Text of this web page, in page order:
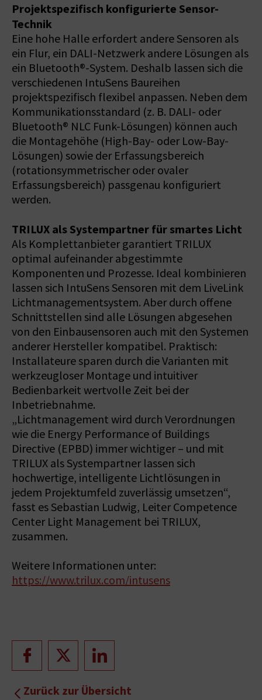
Projektspezifisch konfigurierte Sensor-
Technik
Eine hohe Halle erfordert andere Sensoren als
ein Flur, ein DALI-Netzwerk andere Lösungen als
ein Bluetooth®-System. Deshalb lassen sich die
verschiedenen IntuSens Baureihen
projektspezifisch flexibel anpassen. Neben dem
Kommunikationsstandard (z. B. DALI- oder
Bluetooth® NLC Funk-Lösungen) können auch
die Montagehöhe (High-Bay- oder Low-Bay-
Lösungen) sowie der Erfassungsbereich
(rotationsymmetrischer oder ovaler
Erfassungsbereich) passgenau konfiguriert
werden.
TRILUX als Systempartner für smartes Licht
Als Komplettanbieter garantiert TRILUX
optimal aufeinander abgestimmte
Komponenten und Prozesse. Ideal kombinieren
lassen sich IntuSens Sensoren mit dem LiveLink
Lichtmanagementsystem. Aber durch offene
Schnittstellen sind alle Lösungen abgesehen
von den Einbausensoren auch mit den Systemen
anderer Hersteller kompatibel. Praktisch:
Installateure sparen durch die Varianten mit
werkzeugloser Montage und intuitiver
Bedienbarkeit wertvolle Zeit bei der
Inbetriebnahme.
„Lichtmanagement wird durch Verordnungen
wie die Energy Performance of Buildings
Directive (EPBD) immer wichtiger – und mit
TRILUX als Systempartner lassen sich
hochwertige, intelligente Lichtlösungen in
jedem Projektumfeld zuverlässig umsetzen“,
fasst es Sebastian Ludwig, Leiter Competence
Center Light Management bei TRILUX,
zusammen.
Weitere Informationen unter:
https://www.trilux.com/intusens
Zurück zur Übersicht